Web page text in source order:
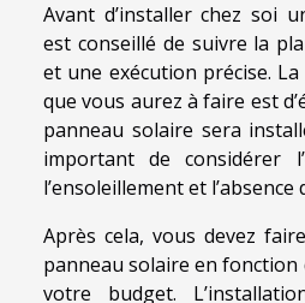
Avant d’installer chez soi
est conseillé de suivre la
et une exécution précise.
que vous aurez à faire est
panneau solaire sera
important de considérer
l’ensoleillement et l’absence
Après cela, vous devez
panneau solaire en fonction
votre budget.